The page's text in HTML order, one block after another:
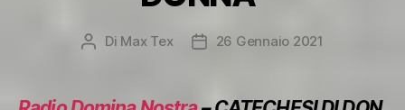
Autore
Di Max Tex
Data26 Gennaio 2021